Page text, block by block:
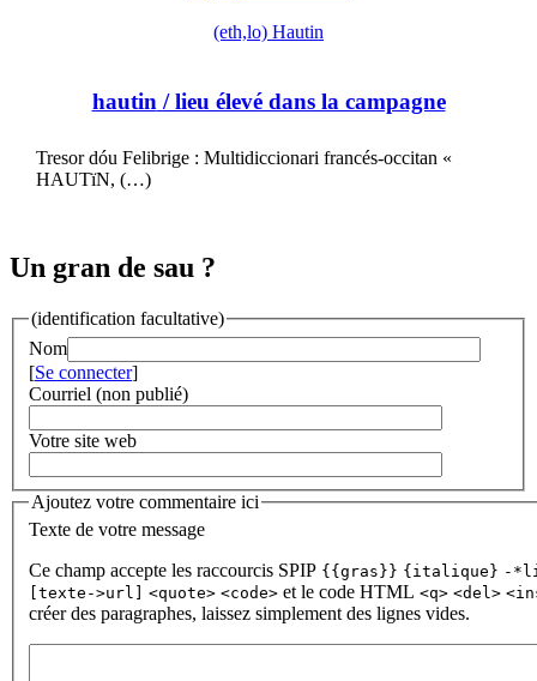
(eth,lo) Hautin
hautin / lieu élevé dans la campagne
Tresor dóu Felibrige : Multidiccionari francés-occitan «
HAUTïN, (…)
Un gran de sau ?
(identification facultative)
Nom
[Se connecter]
Courriel (non publié)
Votre site web
Ajoutez votre commentaire ici
Texte de votre message
Ce champ accepte les raccourcis SPIP {{gras}} {italique} -
[texte->url]
<quote> <code> et le code HTML <q> <del>
créer des paragraphes, laissez simplement des lignes vides.